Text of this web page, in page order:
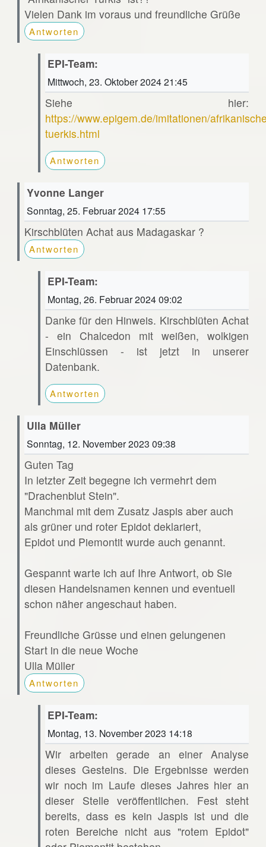
Vielen Dank im voraus und freundliche Grüße
Antworten
EPI-Team:
Mittwoch, 23. Oktober 2024 21:45
Siehe hier:
https://www.epigem.de/imitationen/
tuerkis.html
Antworten
Yvonne Langer
Sonntag, 25. Februar 2024 17:55
Kirschblüten Achat aus Madagaskar ?
Antworten
EPI-Team:
Montag, 26. Februar 2024 09:02
Danke für den Hinweis. Kirschblüten Achat
- ein Chalcedon mit weißen, wolkigen
Einschlüssen - ist jetzt in unserer
Datenbank.
Antworten
Ulla Müller
Sonntag, 12. November 2023 09:38
Guten Tag
In letzter Zeit begegne ich vermehrt dem
"Drachenblut Stein".
Manchmal mit dem Zusatz Jaspis aber auch
als grüner und roter Epidot deklariert,
Epidot und Piemontit wurde auch genannt.
Gespannt warte ich auf Ihre Antwort, ob Sie
diesen Handelsnamen kennen und eventuell
schon näher angeschaut haben.
Freundliche Grüsse und einen gelungenen
Start in die neue Woche
Ulla Müller
Antworten
EPI-Team:
Montag, 13. November 2023 14:18
Wir arbeiten gerade an einer Analyse
dieses Gesteins. Die Ergebnisse werden
wir noch im Laufe dieses Jahres hier an
dieser Stelle veröffentlichen. Fest steht
bereits, dass es kein Jaspis ist und die
roten Bereiche nicht aus "rotem Epidot"